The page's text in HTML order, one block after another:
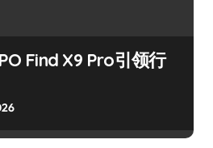
Find X9 Pro引领行